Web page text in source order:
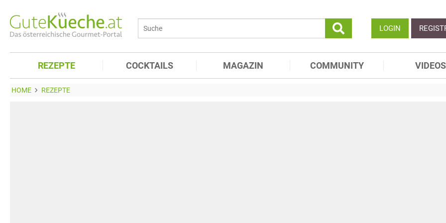
LOGIN
REZEPTE COCKTAILS MAGAZIN COMMUNITY VIDEOS
HOME REZEPTE